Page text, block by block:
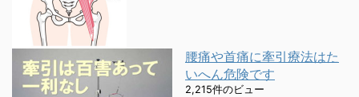
腰痛や首痛に牽引療法はた
いへん危険です
2,215件のビュー